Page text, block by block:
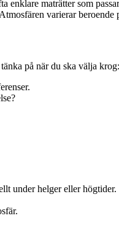
enklare maträtter som
varierar beroende
på när du ska välja krog:
under helger eller högtider.